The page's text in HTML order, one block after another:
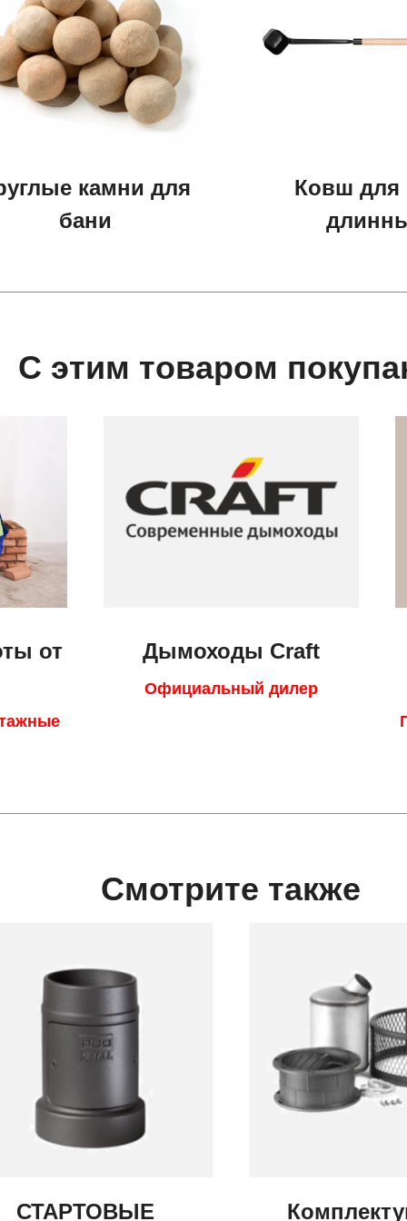
камни для
бани
Ковш для
С этим товаром
от Дымоходы Craft
Официальный дилер
Смотрите также
СТАРТОВЫЕ